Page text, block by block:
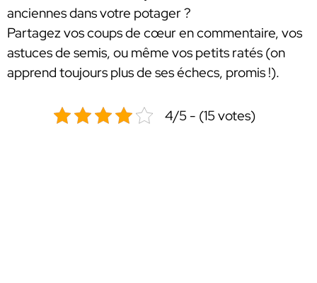
anciennes dans votre potager ?
Partagez vos coups de cœur en commentaire, vos
astuces de semis, ou même vos petits ratés (on
apprend toujours plus de ses échecs, promis !).
4/5 - (15 votes)